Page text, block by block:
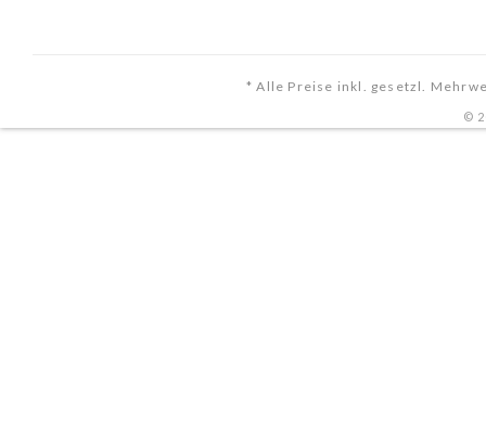
* Alle Preise inkl. gesetzl.
©